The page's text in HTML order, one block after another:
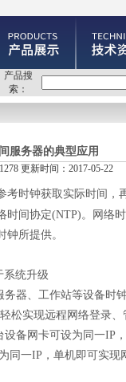
产品搜
索：
服务器的典型应用
更新时间：2017-05-22
考时钟获取实际时间，
间协定(NTP)。网络
所提供。
统升级
器、工作站等设备时钟
实现远程网络登录、
备网卡可设为同一IP
一IP，单机即可实现